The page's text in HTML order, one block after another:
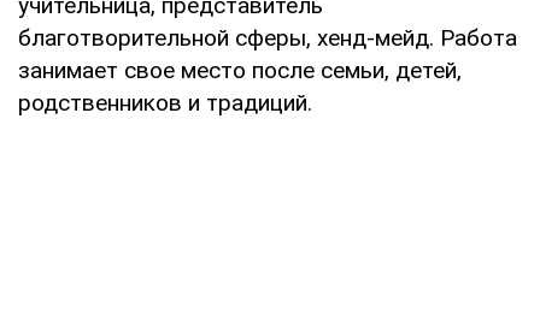
благотворительной сферы, хенд-мейд. Работа
занимает свое место после семьи, детей,
родственников и традиций.